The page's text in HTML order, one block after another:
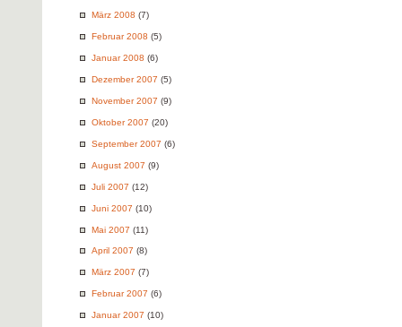
März 2008 (7)
Februar 2008 (5)
Januar 2008 (6)
Dezember 2007 (5)
November 2007 (9)
Oktober 2007 (20)
September 2007 (6)
August 2007 (9)
Juli 2007 (12)
Juni 2007 (10)
Mai 2007 (11)
April 2007 (8)
März 2007 (7)
Februar 2007 (6)
Januar 2007 (10)